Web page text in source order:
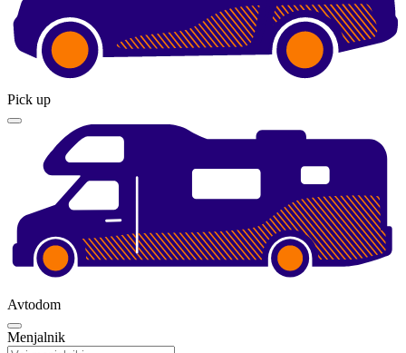
Pick up
Avtodom
Menjalnik